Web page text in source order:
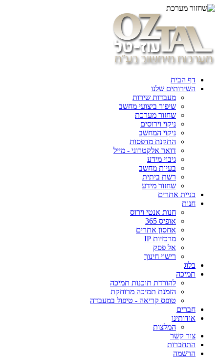
דף הבית
השירותים שלנו
מעבדות שירות
שיפור ביצועי מחשב
שחזור מערכת
ניקוי וירוסים
ניקוי המחשב
התקנת מדפסות
דואר אלקטרוני - מייל
גיבוי מידע
בעיות מחשב
רשת ביתית
שחזור מידע
בניית אתרים
חנות
חנות אנטי וירוס
אופיס 365
אחסון אתרים
מרכזיות IP
אל פסק
רישוי חינוך
בלוג
תמיכה
להורדת תוכנות תמיכה
הזמנת תמיכה מרוחקת
טופס קריאה - טיפול במעבדה
חברים
אודותינו
המלצות
צור קשר
התחברות
הרשמה